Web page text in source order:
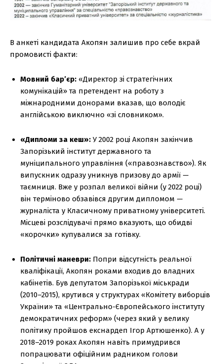
В анкеті кандидата Акопян залишив про себе вкрай
промовисті факти:
Мовний бар’єр: «Директор зі стратегічних
комунікацій» та претендент на роботу з
міжнародними донорами вказав, що володіє
англійською виключно «зі словником».
«Дипломи за кеш»: У 2002 році Акопян закінчив
Запорізький інститут державного та
муніципального управління («правознавство»). Як
випускник одразу уникнув призову до армії —
таємниця. Вже у розпал великої війни (у 2022 році)
він терміново обзавівся другим дипломом —
журналіста у Класичному приватному університеті.
Місцеві розслідувачі прямо вказують, що обидві
«корочки» купувалися за готівку.
Політичні маневри: Попри відсутність реальної
кваліфікації, Акопян роками входив до владних
кабінетів. Був депутатом Запорізької міськради
(2010–2015), крутився у структурах «Комітету виборців
України» та «Центрально-Європейського інституту
демократичних реформ» (через який у велику
політику пройшов екснардеп Ігор Артюшенко). А у
2018–2019 роках Акопян навіть примудрився
попрацювати офіційним радником голови